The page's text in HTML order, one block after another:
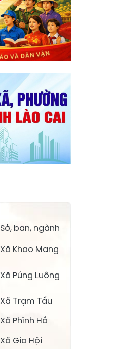
Sở, ban, ngành
Xã Khao Mang
Xã Púng Luông
Xã Trạm Tấu
Xã Phình Hồ
Xã Gia Hội